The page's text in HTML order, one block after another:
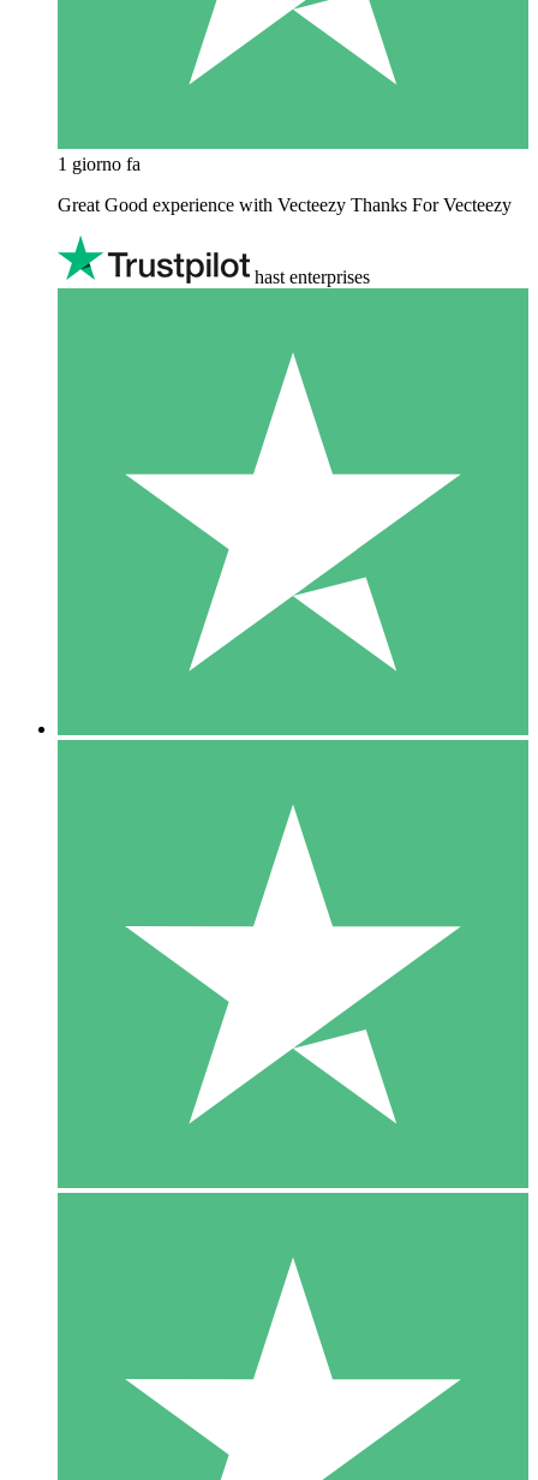
1 giorno fa
Great Good experience with Vecteezy Thanks For Vecteezy
hast enterprises